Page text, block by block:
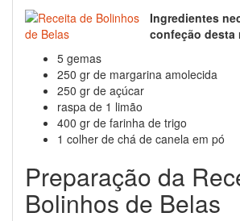
Ingredientes
confeção desta
5 gemas
250 gr de margarina amolecida
250 gr de açúcar
raspa de 1 limão
400 gr de farinha de trigo
1 colher de chá de canela em pó
Preparação da
Bolinhos de Belas